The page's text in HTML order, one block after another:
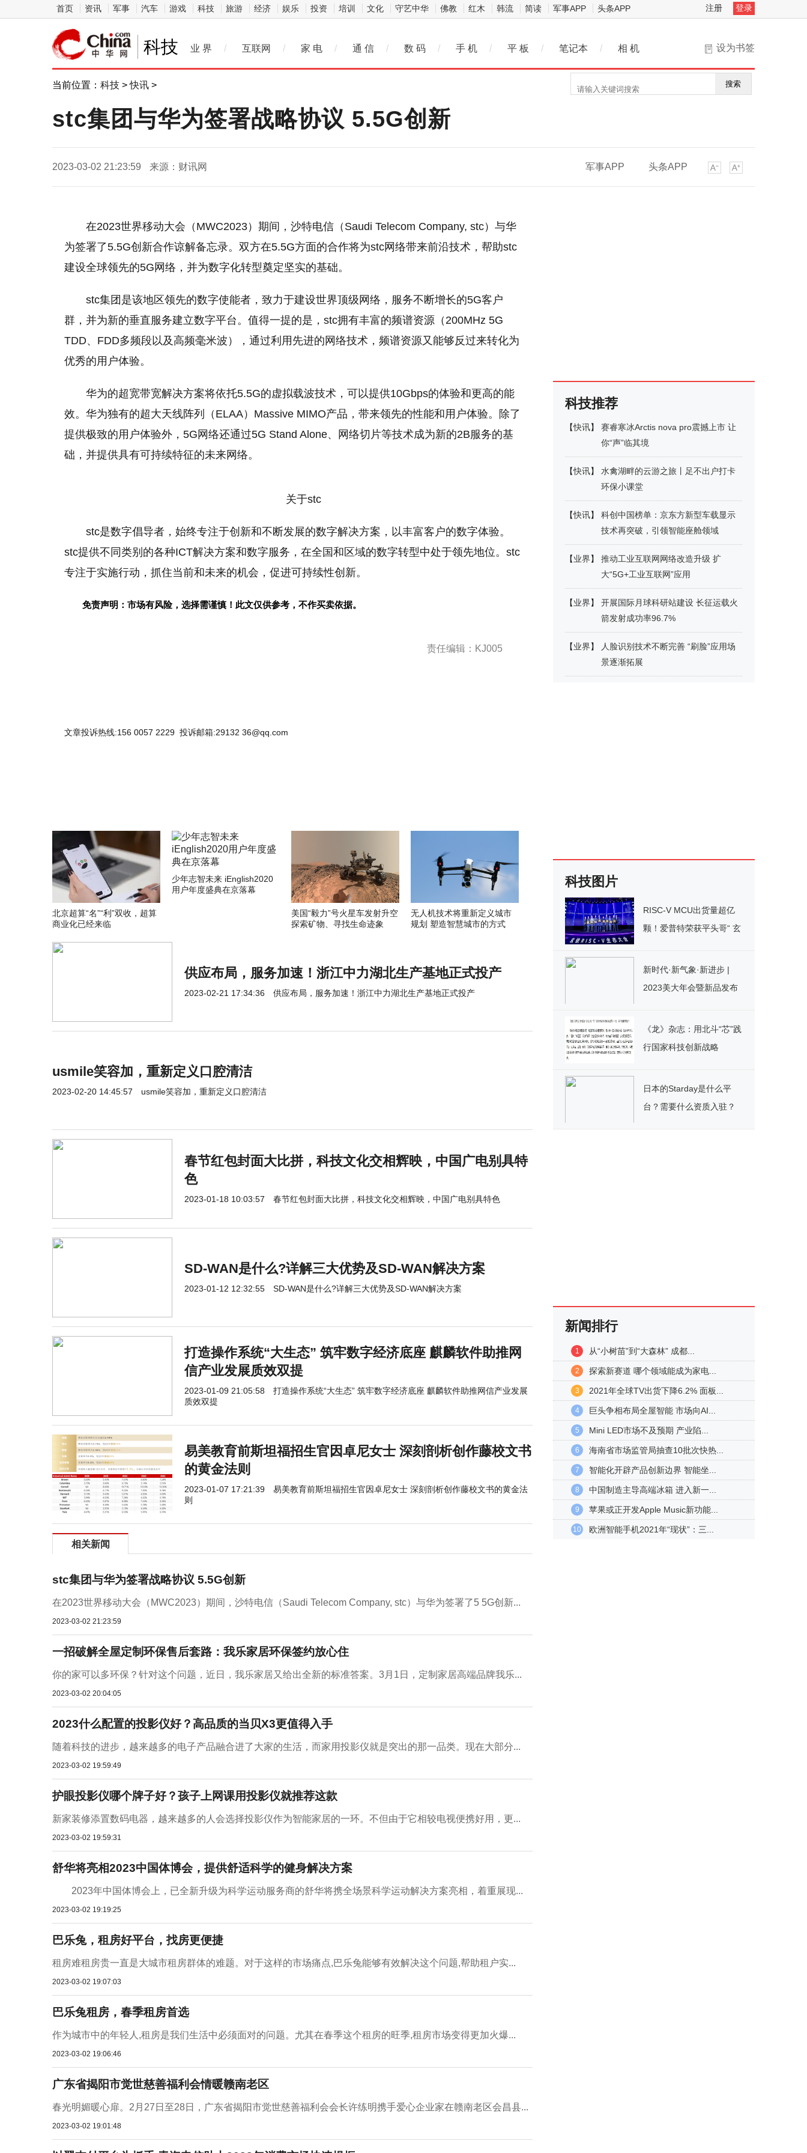
首页 资讯 军事 汽车 游戏 科技 旅游 经济 娱乐 投资 培训 文化 守艺中华 佛教 红木 韩流 简读 军事APP 头条APP 注册 登录
科技 设为书签
业 界 / 互联网 / 家 电 / 通 信 / 数 码 / 手 机 / 平 板 / 笔记本 / 相 机
当前位置： 科技 >快讯 > 搜索
stc集团与华为签署战略协议 5.5G创新
2023-03-02 21:23:59 来源：财讯网 军事APP 头条APP
在2023世界移动大会（MWC2023）期间，沙特电信（Saudi Telecom Company, stc）与华
为签署了5.5G创新合作谅解备忘录。双方在5.5G方面的合作将为stc网络带来前沿技术，帮助stc
建设全球领先的5G网络，并为数字化转型奠定坚实的基础。
stc集团是该地区领先的数字使能者，致力于建设世界顶级网络，服务不断增长的5G客户
群，并为新的垂直服务建立数字平台。值得一提的是，stc拥有丰富的频谱资源（200MHz 5G
TDD、FDD多频段以及高频毫米波），通过利用先进的网络技术，频谱资源又能够反过来转化为
优秀的用户体验。
华为的超宽带宽解决方案将依托5.5G的虚拟载波技术，可以提供10Gbps的体验和更高的能
效。华为独有的超大天线阵列（ELAA）Massive MIMO产品，带来领先的性能和用户体验。除了
提供极致的用户体验外，5G网络还通过5G Stand Alone、网络切片等技术成为新的2B服务的基
础，并提供具有可持续特征的未来网络。
关于stc
stc是数字倡导者，始终专注于创新和不断发展的数字解决方案，以丰富客户的数字体验。
stc提供不同类别的各种ICT解决方案和数字服务，在全国和区域的数字转型中处于领先地位。stc
专注于实施行动，抓住当前和未来的机会，促进可持续性创新。
免责声明：市场有风险，选择需谨慎！此文仅供参考，不作买卖依据。
责任编辑：KJ005
文章投诉热线:156 0057 2229 投诉邮箱:29132 36@qq.com
北京超算“名”“利”双收，超算
商业化已经来临
少年志智未来 iEnglish2020
用户年度盛典在京落幕
美国“毅力”号火星车发射升空
探索矿物、寻找生命迹象
无人机技术将重新定义城市
规划 塑造智慧城市的方式
供应布局，服务加速！浙江中力湖北生产基地正式投产
2023-02-21 17:34:36 供应布局，服务加速！浙江中力湖北生产基地正式投产
usmile笑容加，重新定义口腔清洁
2023-02-20 14:45:57 usmile笑容加，重新定义口腔清洁
春节红包封面大比拼，科技文化交相辉映，中国广电别具特
色
2023-01-18 10:03:57 春节红包封面大比拼，科技文化交相辉映，中国广电别具特色
SD-WAN是什么?详解三大优势及SD-WAN解决方案
2023-01-12 12:32:55 SD-WAN是什么?详解三大优势及SD-WAN解决方案
打造操作系统“大生态” 筑牢数字经济底座 麒麟软件助推网
信产业发展质效双提
2023-01-09 21:05:58
打造操作系统“大生态” 筑牢数字经济底座 麒麟软件助推网信产业发展
质效双提
易美教育前斯坦福招生官因卓尼女士 深刻剖析创作藤校文书
的黄金法则
2023-01-07 17:21:39
易美教育前斯坦福招生官因卓尼女士 深刻剖析创作藤校文书的黄金法
则
相关新闻
stc集团与华为签署战略协议 5.5G创新
在2023世界移动大会（MWC2023）期间，沙特电信（Saudi Telecom Company, stc）与华为签署了5 5G创新...
2023-03-02 21:23:59
一招破解全屋定制环保售后套路：我乐家居环保签约放心住
你的家可以多环保？针对这个问题，近日，我乐家居又给出全新的标准答案。3月1日，定制家居高端品牌我乐...
2023-03-02 20:04:05
2023什么配置的投影仪好？高品质的当贝X3更值得入手
随着科技的进步，越来越多的电子产品融合进了大家的生活，而家用投影仪就是突出的那一品类。现在大部分...
2023-03-02 19:59:49
护眼投影仪哪个牌子好？孩子上网课用投影仪就推荐这款
新家装修添置数码电器，越来越多的人会选择投影仪作为智能家居的一环。不但由于它相较电视便携好用，更...
2023-03-02 19:59:31
舒华将亮相2023中国体博会，提供舒适科学的健身解决方案
2023年中国体博会上，已全新升级为科学运动服务商的舒华将携全场景科学运动解决方案亮相，着重展现...
2023-03-02 19:19:25
​巴乐兔，租房好平台，找房更便捷
租房难租房贵一直是大城市租房群体的难题。对于这样的市场痛点,巴乐兔能够有效解决这个问题,帮助租户实...
2023-03-02 19:07:03
巴乐兔租房，春季租房首选
作为城市中的年轻人,租房是我们生活中必须面对的问题。尤其在春季这个租房的旺季,租房市场变得更加火爆...
2023-03-02 19:06:46
广东省揭阳市觉世慈善福利会情暖赣南老区
春光明媚暖心扉。2月27日至28日，广东省揭阳市觉世慈善福利会会长许练明携手爱心企业家在赣南老区会昌县...
2023-03-02 19:01:48
科技推荐
【快讯】
赛睿寒冰Arctis nova pro震撼上市 让
你“声”临其境
【快讯】
水禽湖畔的云游之旅丨足不出户打卡
环保小课堂
【快讯】
科创中国榜单：京东方新型车载显示
技术再突破，引领智能座舱领域
【业界】
推动工业互联网网络改造升级 扩
大“5G+工业互联网”应用
【业界】
开展国际月球科研站建设 长征运载火
箭发射成功率96.7%
【业界】
人脸识别技术不断完善 “刷脸”应用场
景逐渐拓展
科技图片
RISC-V MCU出货量超亿
颗！爱普特荣获平头哥“ 玄
新时代·新气象·新进步 |
2023美大年会暨新品发布
《龙》杂志：用北斗“芯”践
行国家科技创新战略
日本的Starday是什么平
台？需要什么资质入驻？
新闻排行
1 从“小树苗”到“大森林” 成都...
2 探索新赛道 哪个领域能成为家电...
3 2021年全球TV出货下降6.2% 面板...
4 巨头争相布局全屋智能 市场向AI...
5 Mini LED市场不及预期 产业陷...
6 海南省市场监管局抽查10批次快热...
7 智能化开辟产品创新边界 智能坐...
8 中国制造主导高端冰箱 进入新一...
9 苹果或正开发Apple Music新功能...
10 欧洲智能手机2021年“现状”：三...